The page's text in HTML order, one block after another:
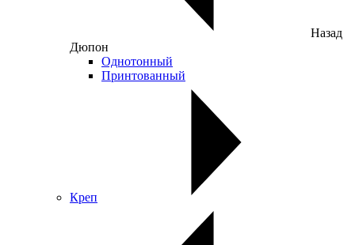
Назад
Дюпон
Однотонный
Принтованный
Креп